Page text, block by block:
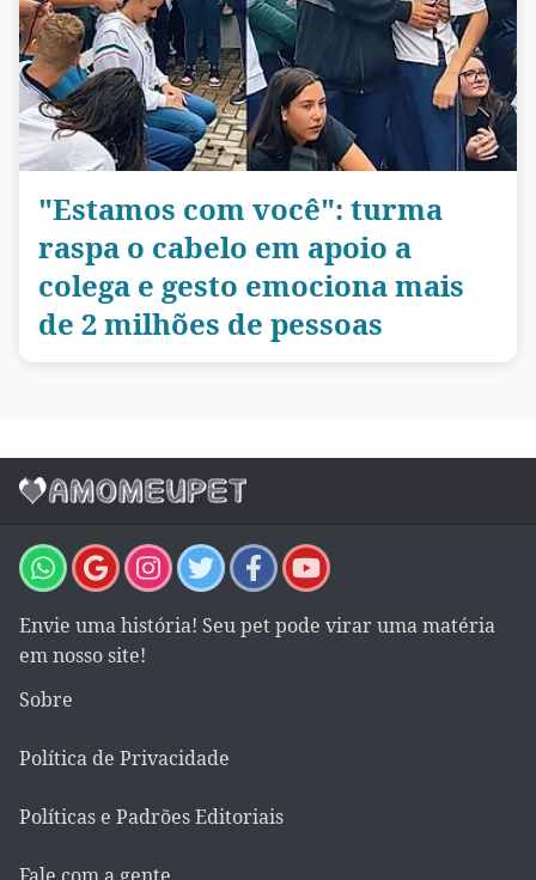
"Estamos com você": turma
raspa o cabelo em apoio a
colega e gesto emociona mais
de 2 milhões de pessoas
Envie uma história! Seu pet pode virar uma matéria
em nosso site!
Sobre
Política de Privacidade
Políticas e Padrões Editoriais